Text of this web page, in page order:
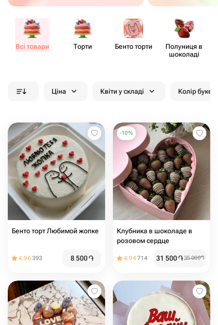
Всі товари Торти Бенто торти
Полуниця в
шоколаді
Ціна Квіти у складі Колір
Бенто торт Любимой жопке
4.96393 8 500֏
-10%
Клубника в шоколаде в
розовом сердце
4.94714 31 500֏35 000֏